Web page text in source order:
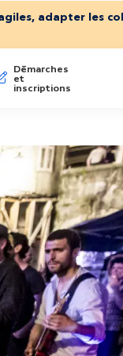
adapter les
Démarches
et
inscriptions